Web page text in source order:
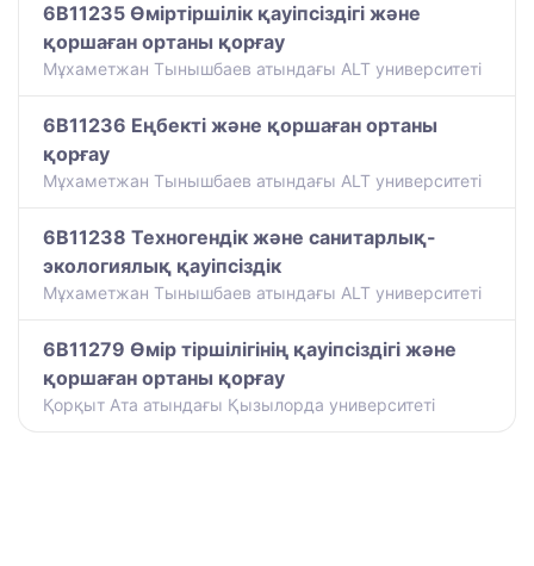
6B11235 Өміртіршілік қауіпсіздігі және
қоршаған ортаны қорғау
Мұхаметжан Тынышбаев атындағы ALT университеті
6B11236 Еңбекті және қоршаған ортаны
қорғау
Мұхаметжан Тынышбаев атындағы ALT университеті
6B11238 Техногендік және санитарлық-
экологиялық қауіпсіздік
Мұхаметжан Тынышбаев атындағы ALT университеті
6B11279 Өмір тіршілігінің қауіпсіздігі және
қоршаған ортаны қорғау
Қорқыт Ата атындағы Қызылорда университеті